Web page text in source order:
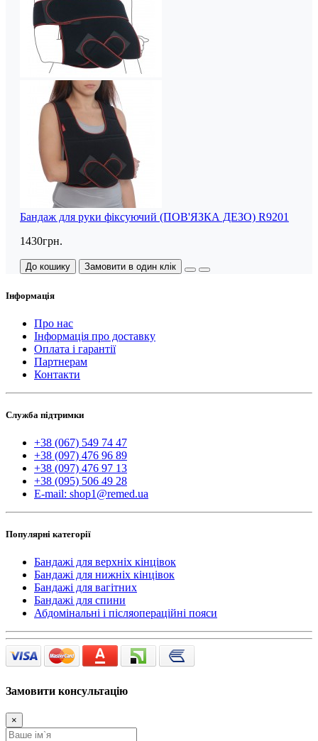
Бандаж для руки фіксуючий (ПОВ'ЯЗКА ДЕЗО) R9201
1430грн.
До кошику Замовити в один клік
Інформація
Про нас
Інформація про доставку
Оплата і гарантії
Партнерам
Контакти
Служба підтримки
+38 (067) 549 74 47
+38 (097) 476 96 89
+38 (097) 476 97 13
+38 (095) 506 49 28
E-mail: shop1@remed.ua
Популярні категорії
Бандажі для верхніх кінцівок
Бандажі для нижніх кінцівок
Бандажі для вагітних
Бандажі для спини
Абдомінальні і післяопераційні пояси
Замовити консультацію
×